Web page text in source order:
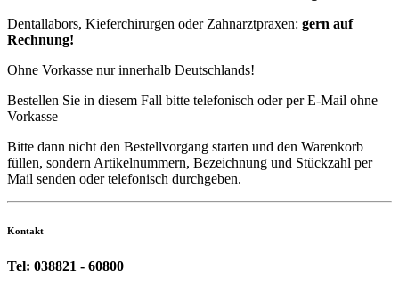
Dentallabors, Kieferchirurgen oder Zahnarztpraxen: gern auf
Rechnung!
Ohne Vorkasse nur innerhalb Deutschlands!
Bestellen Sie in diesem Fall bitte telefonisch oder per E-Mail ohne
Vorkasse
Bitte dann nicht den Bestellvorgang starten und den Warenkorb
füllen, sondern Artikelnummern, Bezeichnung und Stückzahl per
Mail senden oder telefonisch durchgeben.
Kontakt
Tel: 038821 - 60800